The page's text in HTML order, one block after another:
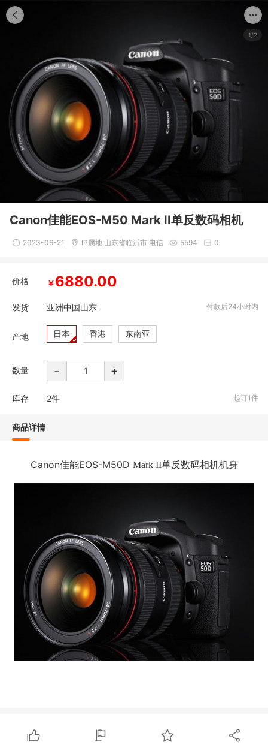
1/2
Canon佳能EOS-M50 Mark II单反数码相机
2023-06-21 IP属地 山东省临沂市 电信 5594 0
价格 ￥6880.00
发货 亚洲中国山东 付款后24小时内
产地 日本 香港 东南亚
数量 - +
库存 2件 起订1件
商品详情
Canon佳能EOS-M50D Mark II单反数码相机机身